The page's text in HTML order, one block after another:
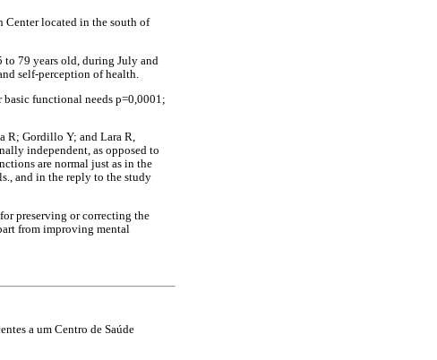
Center located in the south of
79 years old, during July and
self-perception of health.
basic functional needs p=0,0001;
R; Gordillo Y; and Lara R,
independent, as opposed to
are normal just as in the
and in the reply to the study
preserving or correcting the
from improving mental
a um Centro de Saúde